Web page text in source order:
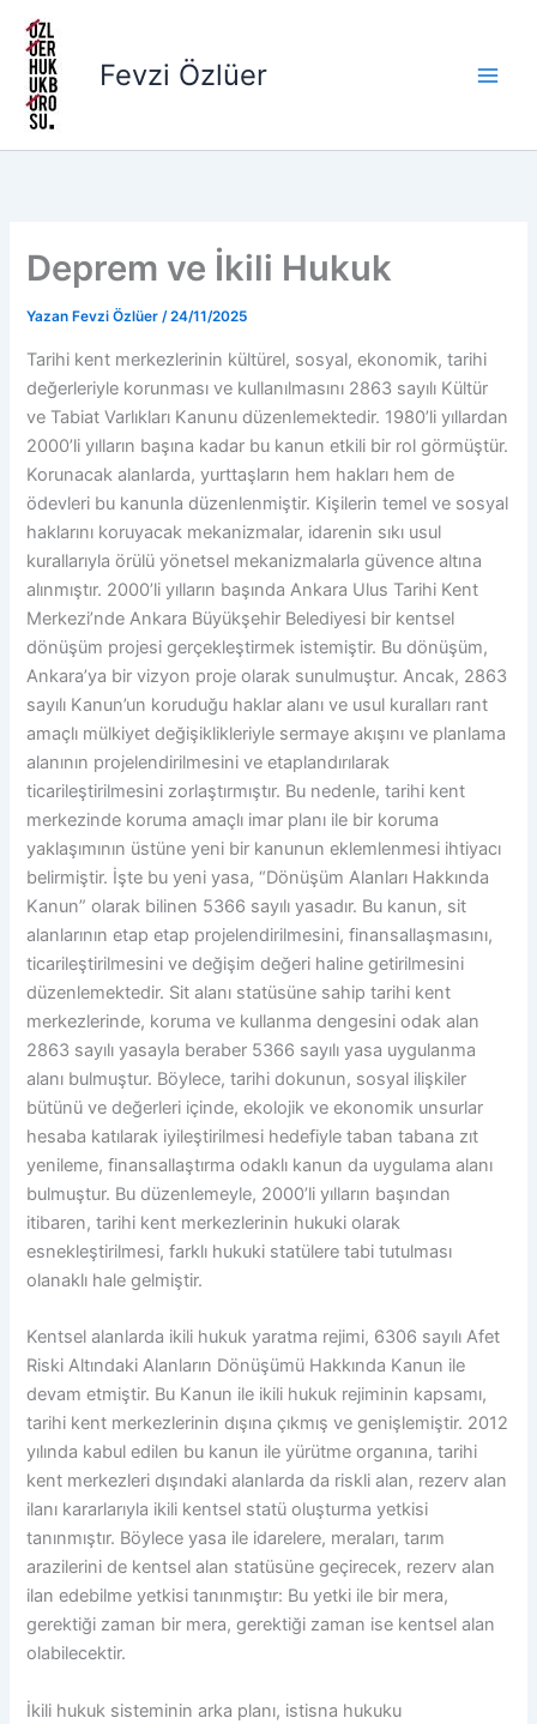
İçeriğe
atla
Fevzi Özlüer
Deprem ve İkili Hukuk
Yazan Fevzi Özlüer/24/11/2025
Tarihi kent merkezlerinin kültürel, sosyal, ekonomik, tarihi
değerleriyle korunması ve kullanılmasını 2863 sayılı Kültür
ve Tabiat Varlıkları Kanunu düzenlemektedir. 1980’li yıllardan
2000’li yılların başına kadar bu kanun etkili bir rol görmüştür.
Korunacak alanlarda, yurttaşların hem hakları hem de
ödevleri bu kanunla düzenlenmiştir. Kişilerin temel ve sosyal
haklarını koruyacak mekanizmalar, idarenin sıkı usul
kurallarıyla örülü yönetsel mekanizmalarla güvence altına
alınmıştır. 2000’li yılların başında Ankara Ulus Tarihi Kent
Merkezi’nde Ankara Büyükşehir Belediyesi bir kentsel
dönüşüm projesi gerçekleştirmek istemiştir. Bu dönüşüm,
Ankara’ya bir vizyon proje olarak sunulmuştur. Ancak, 2863
sayılı Kanun’un koruduğu haklar alanı ve usul kuralları rant
amaçlı mülkiyet değişiklikleriyle sermaye akışını ve planlama
alanının projelendirilmesini ve etaplandırılarak
ticarileştirilmesini zorlaştırmıştır. Bu nedenle, tarihi kent
merkezinde koruma amaçlı imar planı ile bir koruma
yaklaşımının üstüne yeni bir kanunun eklemlenmesi ihtiyacı
belirmiştir. İşte bu yeni yasa, “Dönüşüm Alanları Hakkında
Kanun” olarak bilinen 5366 sayılı yasadır. Bu kanun, sit
alanlarının etap etap projelendirilmesini, finansallaşmasını,
ticarileştirilmesini ve değişim değeri haline getirilmesini
düzenlemektedir. Sit alanı statüsüne sahip tarihi kent
merkezlerinde, koruma ve kullanma dengesini odak alan
2863 sayılı yasayla beraber 5366 sayılı yasa uygulanma
alanı bulmuştur. Böylece, tarihi dokunun, sosyal ilişkiler
bütünü ve değerleri içinde, ekolojik ve ekonomik unsurlar
hesaba katılarak iyileştirilmesi hedefiyle taban tabana zıt
yenileme, finansallaştırma odaklı kanun da uygulama alanı
bulmuştur. Bu düzenlemeyle, 2000’li yılların başından
itibaren, tarihi kent merkezlerinin hukuki olarak
esnekleştirilmesi, farklı hukuki statülere tabi tutulması
olanaklı hale gelmiştir.
Kentsel alanlarda ikili hukuk yaratma rejimi, 6306 sayılı Afet
Riski Altındaki Alanların Dönüşümü Hakkında Kanun ile
devam etmiştir. Bu Kanun ile ikili hukuk rejiminin kapsamı,
tarihi kent merkezlerinin dışına çıkmış ve genişlemiştir. 2012
yılında kabul edilen bu kanun ile yürütme organına, tarihi
kent merkezleri dışındaki alanlarda da riskli alan, rezerv alan
ilanı kararlarıyla ikili kentsel statü oluşturma yetkisi
tanınmıştır. Böylece yasa ile idarelere, meraları, tarım
arazilerini de kentsel alan statüsüne geçirecek, rezerv alan
ilan edebilme yetkisi tanınmıştır: Bu yetki ile bir mera,
gerektiği zaman bir mera, gerektiği zaman ise kentsel alan
olabilecektir.
İkili hukuk sisteminin arka planı, istisna hukuku